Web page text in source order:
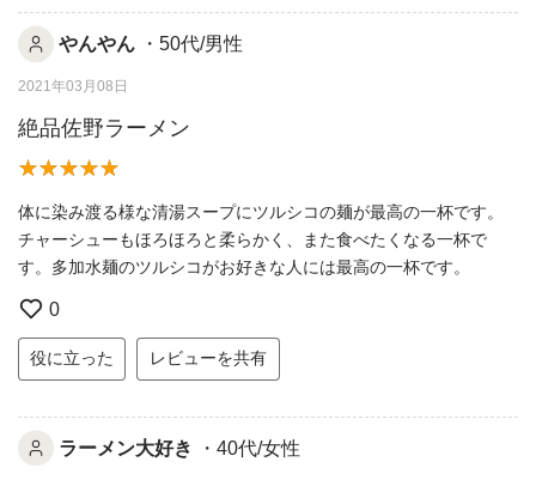
やんやん ・50代/男性
2021年03月08日
絶品佐野ラーメン
体に染み渡る様な清湯スープにツルシコの麺が最高の一杯です。
チャーシューもほろほろと柔らかく、また食べたくなる一杯で
す。多加水麺のツルシコがお好きな人には最高の一杯です。
0
役に立った レビューを共有
ラーメン大好き ・40代/女性